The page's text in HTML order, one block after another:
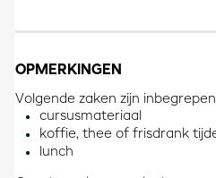
OPMERKINGEN
Volgende zaken zijn
cursusmateriaal
koffie, thee of frisdrank
lunch